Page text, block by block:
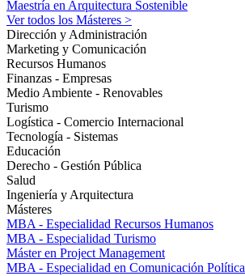
Maestría en Arquitectura Sostenible
Ver todos los Másteres >
Dirección y Administración
Marketing y Comunicación
Recursos Humanos
Finanzas - Empresas
Medio Ambiente - Renovables
Turismo
Logística - Comercio Internacional
Tecnología - Sistemas
Educación
Derecho - Gestión Pública
Salud
Ingeniería y Arquitectura
Másteres
MBA - Especialidad Recursos Humanos
MBA - Especialidad Turismo
Máster en Project Management
MBA - Especialidad en Comunicación Política